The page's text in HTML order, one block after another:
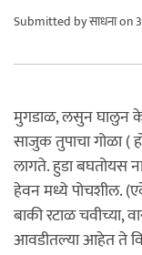
Submitted byसाधनाon
मुगडाळ, लसुन घालुन
साजुक तुपाचा गोळा (
लागते. हुडा बघतोयस
हेवन मध्ये पोचशील.
बाकी रटाळ चवीच्या,
आवडीतल्या आहेत ते